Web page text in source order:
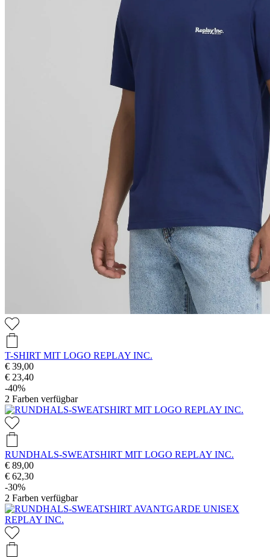
T-SHIRT MIT LOGO REPLAY INC.
€ 39,00
€ 23,40
-40%
2 Farben verfügbar
RUNDHALS-SWEATSHIRT MIT LOGO REPLAY INC.
€ 89,00
€ 62,30
-30%
2 Farben verfügbar